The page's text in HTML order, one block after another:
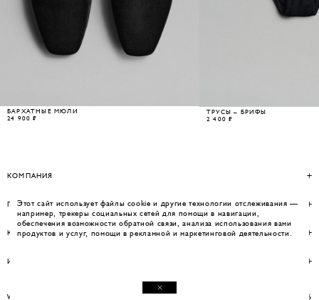
БАРХАТНЫЕ МЮЛИ
24 900 ₽
ТРУСЫ – БРИФЫ
2 400 ₽
КОМПАНИЯ
ПОМОЩЬ
КОНТАКТЫ
ИНФОРМАЦИЯ
WEBSITE BY UMWELT © WOS 2026
Этот сайт использует файлы cookie и другие технологии отслеживания —
например, трекеры социальных сетей для помощи в навигации,
обеспечения возможности обратной связи, анализа использования вами
продуктов и услуг, помощи в рекламной и маркетинговой деятельности.